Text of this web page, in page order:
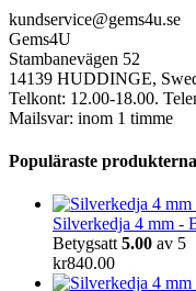
kundservice@gems4u.se
Gems4U
Stambanevägen 52
14139 HUDDINGE,
Telkont: 12.00-18.00.
Mailsvar: inom 1 timme
Populäraste produkterna
Silverkedja 4 mm -
Betygsatt 5.00 av 5
kr840.00